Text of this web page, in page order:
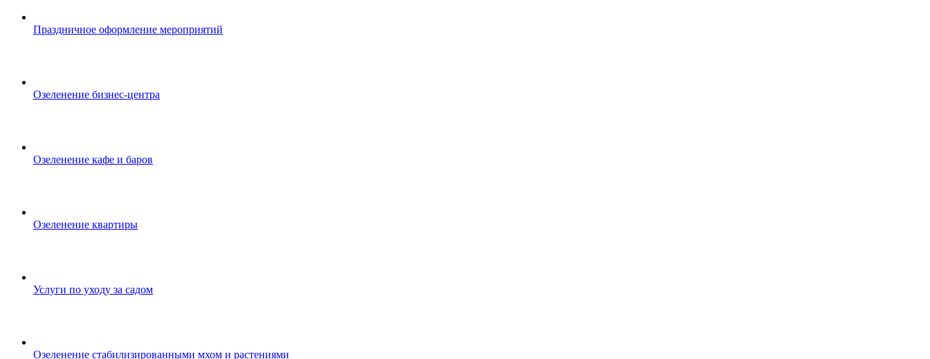
Праздничное оформление мероприятий
Озеленение бизнес-центра
Озеленение кафе и баров
Озеленение квартиры
Услуги по уходу за садом
Озеленение стабилизированными мхом и растениями